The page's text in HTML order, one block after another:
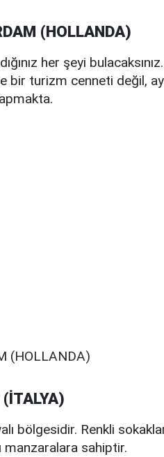
(HOLLANDA)
her şeyi
bir turizm cenneti değil,
bölgesidir. Renkli
manzaralara sahiptir.